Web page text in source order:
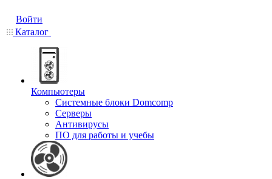
Войти
Каталог
Компьютеры
Системные блоки Domcomp
Серверы
Антивирусы
ПО для работы и учебы